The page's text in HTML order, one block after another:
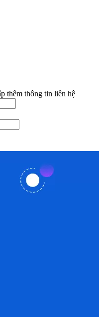
thêm thông tin liên hệ